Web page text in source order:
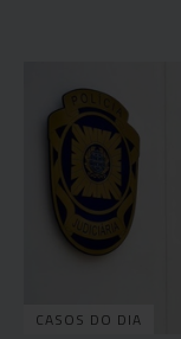
CASOS DO DIA